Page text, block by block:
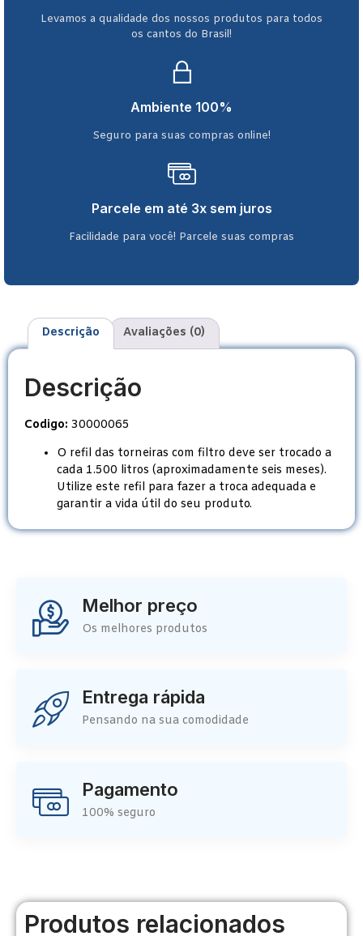
Levamos a qualidade dos nossos produtos para todos
os cantos do Brasil!
Ambiente 100%
Seguro para suas compras online!
Parcele em até 3x sem juros
Facilidade para você! Parcele suas compras
Descrição Avaliações (0)
Descrição
Codigo: 30000065
O refil das torneiras com filtro deve ser trocado a
cada 1.500 litros (aproximadamente seis meses).
Utilize este refil para fazer a troca adequada e
garantir a vida útil do seu produto.
Melhor preço
Os melhores produtos
Entrega rápida
Pensando na sua comodidade
Pagamento
100% seguro
Produtos relacionados